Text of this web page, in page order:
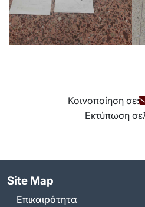
Κοινοποίηση σε:
Εκτύπωση
Site Map
Επικαιρότητα